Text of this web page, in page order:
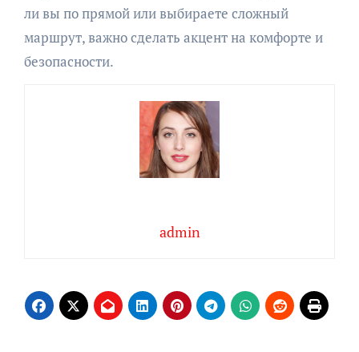
ли вы по прямой или выбираете сложный
маршрут, важно сделать акцент на комфорте и
безопасности.
admin